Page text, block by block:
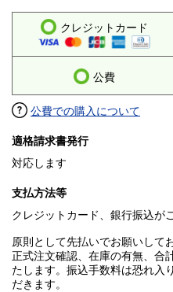
クレジットカード
公費
公費での購入について
適格請求書発行
対応します
支払方法等
クレジットカード、銀行振込が
原則として先払いでお願いして
正式注文確認、在庫の有無、合
たします。振込手数料は恐れ入
だきます。